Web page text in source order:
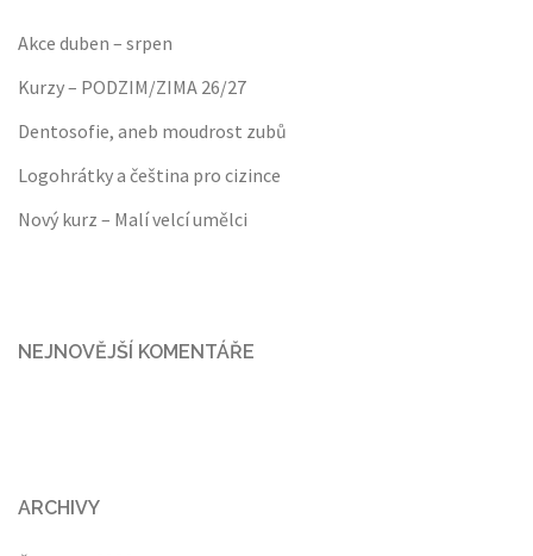
Akce duben – srpen
Kurzy – PODZIM/ZIMA 26/27
Dentosofie, aneb moudrost zubů
Logohrátky a čeština pro cizince
Nový kurz – Malí velcí umělci
NEJNOVĚJŠÍ KOMENTÁŘE
ARCHIVY